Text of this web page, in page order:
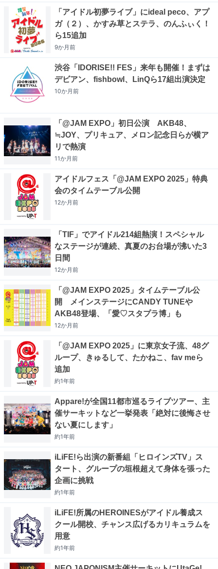
「アイドル初夢ライブ」にideal peco、アプ
ガ（２）、かすみ草とステラ、のんふぃく！
ら15追加
9か月前
渋谷「IDORISE!! FES」来年も開催！まずは
デビアン、fishbowl、LinQら17組出演決定
10か月前
「@JAM EXPO」初日公演 AKB48、
≒JOY、プリキュア、メロン記念日らが横ア
リで熱演
11か月前
アイドルフェス「@JAM EXPO 2025」特典
会のタイムテーブル公開
12か月前
「TIF」でアイドル214組熱演！スペシャル
なステージが連続、真夏のお台場が沸いた3
日間
12か月前
「@JAM EXPO 2025」タイムテーブル公
開 メインステージにCANDY TUNEや
AKB48登場、「愛♡スタプラ博」も
12か月前
「@JAM EXPO 2025」に東京女子流、48グ
ループ、きゅるして、たかねこ、fav meら
追加
約1年前
Appare!が全国11都市巡るライブツアー、主
催サーキットなど一挙発表「絶対に後悔させ
ない夏にします」
約1年前
iLiFE!ら出演の新番組「ヒロインズTV」ス
タート、グループの垣根超えて身体を張った
企画に挑戦
約1年前
iLiFE!所属のHEROINESがアイドル養成ス
クール開校、チャンス広げるカリキュラムを
用意
約1年前